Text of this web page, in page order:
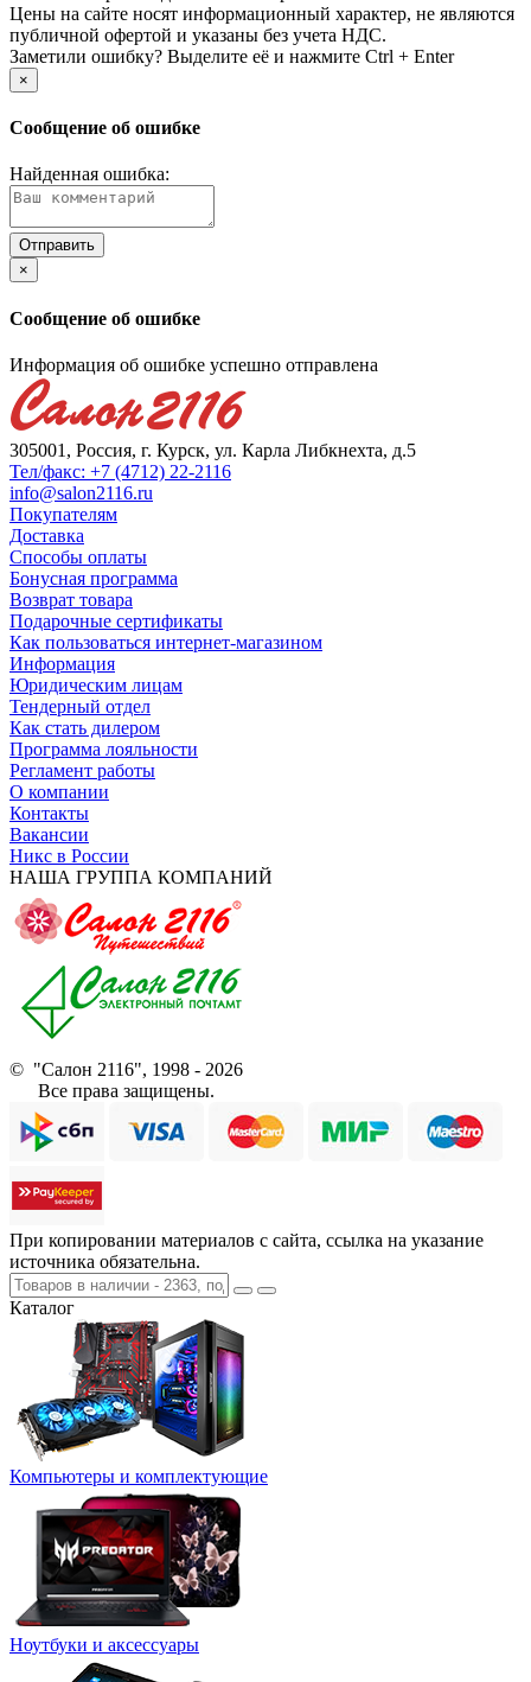
Цены на сайте носят информационный характер, не являются
публичной офертой и указаны без учета НДС.
Заметили ошибку? Выделите её и нажмите Ctrl + Enter
×
Сообщение об ошибке
Найденная ошибка:
×
Сообщение об ошибке
Информация об ошибке успешно отправлена
305001, Россия, г. Курск, ул. Карла Либкнехта, д.5
Тел/факс: +7 (4712) 22-2116
info@salon2116.ru
Покупателям
Доставка
Способы оплаты
Бонусная программа
Возврат товара
Подарочные сертификаты
Как пользоваться интернет-магазином
Информация
Юридическим лицам
Тендерный отдел
Как стать дилером
Программа лояльности
Регламент работы
О компании
Контакты
Вакансии
Никс в России
НАША ГРУППА КОМПАНИЙ
© "Салон 2116", 1998 - 2026
Все права защищены.
При копировании материалов с сайта, ссылка на указание
источника обязательна.
Каталог
Компьютеры и комплектующие
Ноутбуки и аксессуары